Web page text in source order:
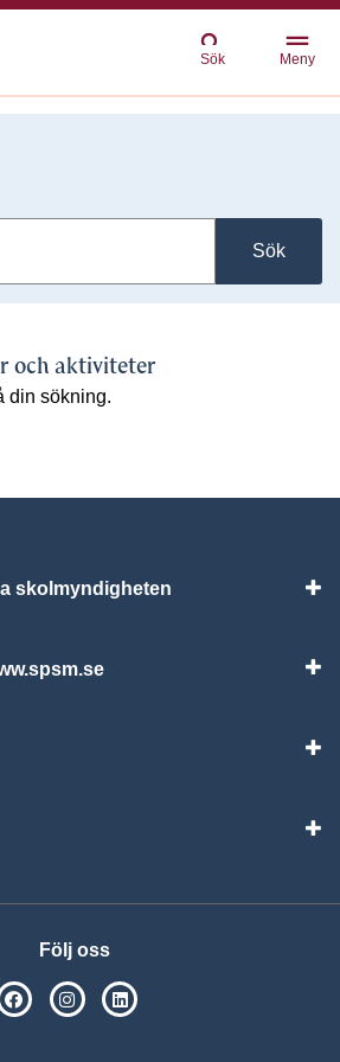
Sök Meny
Sök
och aktiviteter
din sökning.
skolmyndigheten
Följ oss
SPSM på Facebook
SPSM på Instagram